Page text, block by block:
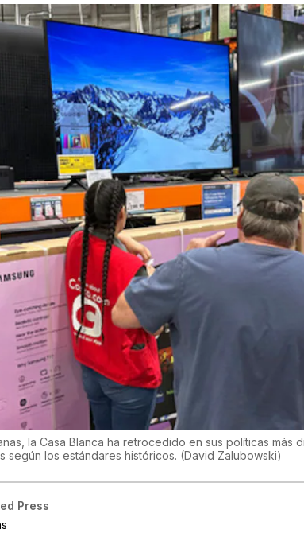
la Casa Blanca ha retrocedido en sus políticas
según los estándares históricos. (David Zalubowski)
Press